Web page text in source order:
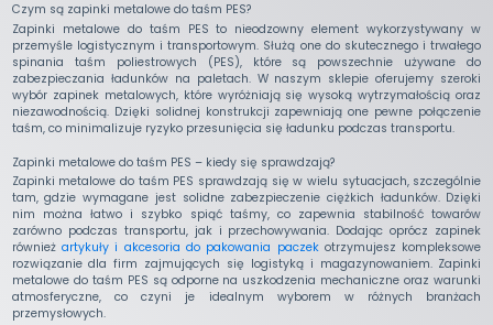
Czym są zapinki metalowe do taśm PES?
Zapinki metalowe do taśm PES to nieodzowny element wykorzystywany w
przemyśle logistycznym i transportowym. Służą one do skutecznego i trwałego
spinania taśm poliestrowych (PES), które są powszechnie używane do
zabezpieczania ładunków na paletach. W naszym sklepie oferujemy szeroki
wybór zapinek metalowych, które wyróżniają się wysoką wytrzymałością oraz
niezawodnością. Dzięki solidnej konstrukcji zapewniają one pewne połączenie
taśm, co minimalizuje ryzyko przesunięcia się ładunku podczas transportu.
Zapinki metalowe do taśm PES – kiedy się sprawdzają?
Zapinki metalowe do taśm PES sprawdzają się w wielu sytuacjach, szczególnie
tam, gdzie wymagane jest solidne zabezpieczenie ciężkich ładunków. Dzięki
nim można łatwo i szybko spiąć taśmy, co zapewnia stabilność towarów
zarówno podczas transportu, jak i przechowywania. Dodając oprócz zapinek
również artykuły i akcesoria do pakowania paczekotrzymujesz kompleksowe
rozwiązanie dla firm zajmujących się logistyką i magazynowaniem. Zapinki
metalowe do taśm PES są odporne na uszkodzenia mechaniczne oraz warunki
atmosferyczne, co czyni je idealnym wyborem w różnych branżach
przemysłowych.